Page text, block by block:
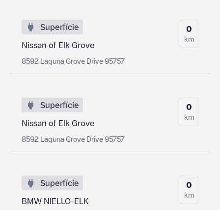
Superfície
Nissan of Elk Grove
8592 Laguna Grove Drive 95757
0
km
Superfície
Nissan of Elk Grove
8592 Laguna Grove Drive 95757
0
km
Superfície
BMW NIELLO-ELK
0
km